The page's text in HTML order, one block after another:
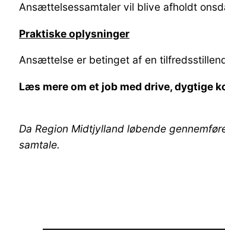
Ansættelsessamtaler vil blive afholdt
Praktiske oplysninger
Ansættelse er betinget af en
Læs mere om et job med drive, dygtige
Da Region Midtjylland løbende
samtale.